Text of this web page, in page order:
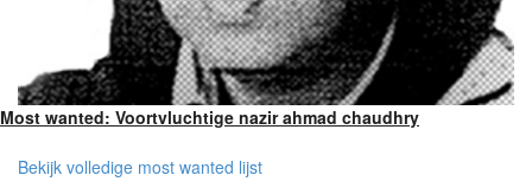
Most wanted: Voortvluchtige nazir ahmad chaudhry
Bekijk volledige most wanted lijst